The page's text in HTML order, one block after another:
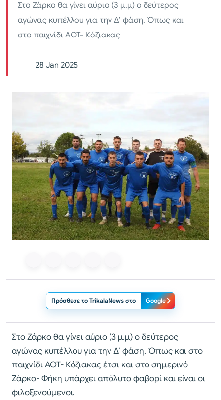
Στο Ζάρκο θα γίνει αύριο (3 μ.μ) ο δεύτερος
αγώνας κυπέλλου για την Δ’ φάση. Όπως και
στο παιχνίδι ΑΟΤ- Κόζιακας
28 Jan 2025
Πρόσθεσε το TrikalaNews στο Google
Στο Ζάρκο θα γίνει αύριο (3 μ.μ) ο δεύτερος
αγώνας κυπέλλου για την Δ’ φάση. Όπως και στο
παιχνίδι ΑΟΤ- Κόζιακας έτσι και στο σημερινό
Ζάρκο- Φήκη υπάρχει απόλυτο φαβορί και είναι οι
φιλοξενούμενοι.